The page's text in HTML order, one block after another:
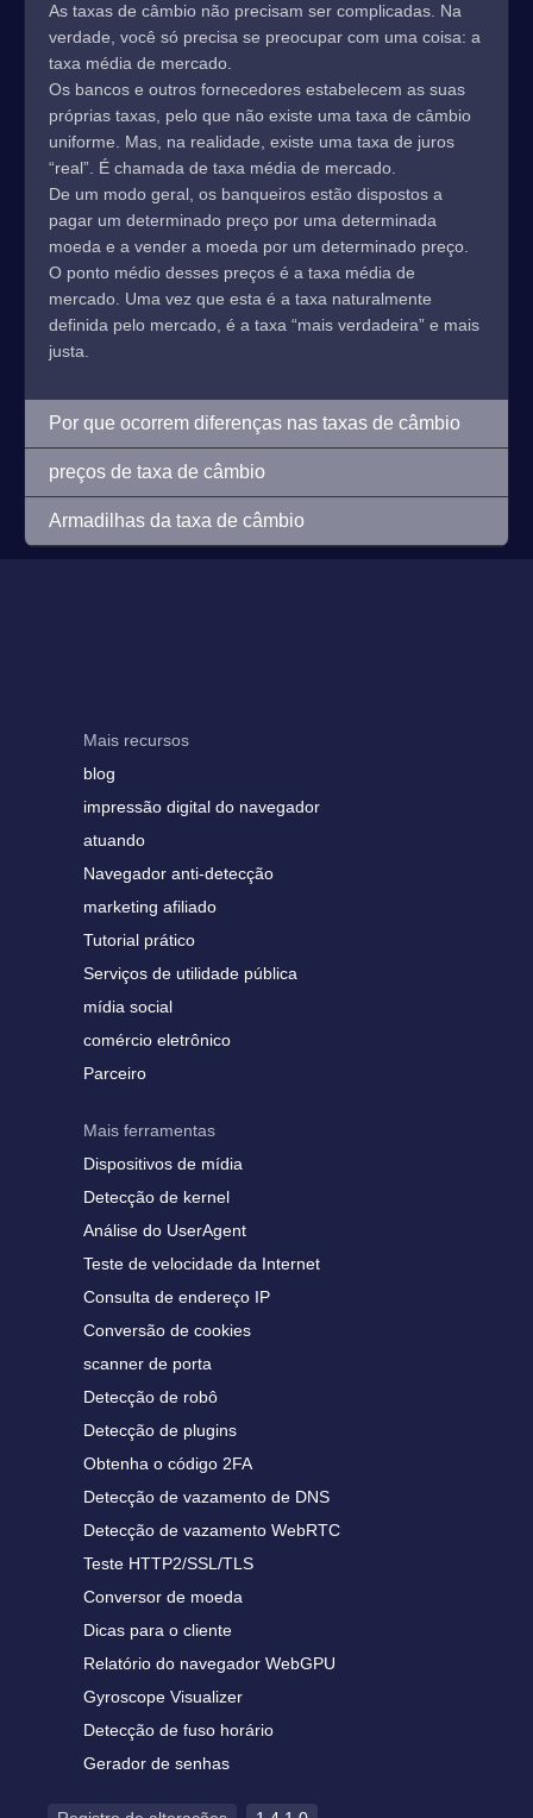
As taxas de câmbio não precisam ser complicadas. Na
verdade, você só precisa se preocupar com uma coisa: a
taxa média de mercado.
Os bancos e outros fornecedores estabelecem as suas
próprias taxas, pelo que não existe uma taxa de câmbio
uniforme. Mas, na realidade, existe uma taxa de juros
“real”. É chamada de taxa média de mercado.
De um modo geral, os banqueiros estão dispostos a
pagar um determinado preço por uma determinada
moeda e a vender a moeda por um determinado preço.
O ponto médio desses preços é a taxa média de
mercado. Uma vez que esta é a taxa naturalmente
definida pelo mercado, é a taxa “mais verdadeira” e mais
justa.
Por que ocorrem diferenças nas taxas de câmbio
preços de taxa de câmbio
Armadilhas da taxa de câmbio
Mais recursos
blog
impressão digital do navegador
atuando
Navegador anti-detecção
marketing afiliado
Tutorial prático
Serviços de utilidade pública
mídia social
comércio eletrônico
Parceiro
Mais ferramentas
Dispositivos de mídia
Detecção de kernel
Análise do UserAgent
Teste de velocidade da Internet
Consulta de endereço IP
Conversão de cookies
scanner de porta
Detecção de robô
Detecção de plugins
Obtenha o código 2FA
Detecção de vazamento de DNS
Detecção de vazamento WebRTC
Teste HTTP2/SSL/TLS
Conversor de moeda
Dicas para o cliente
Relatório do navegador WebGPU
Gyroscope Visualizer
Detecção de fuso horário
Gerador de senhas